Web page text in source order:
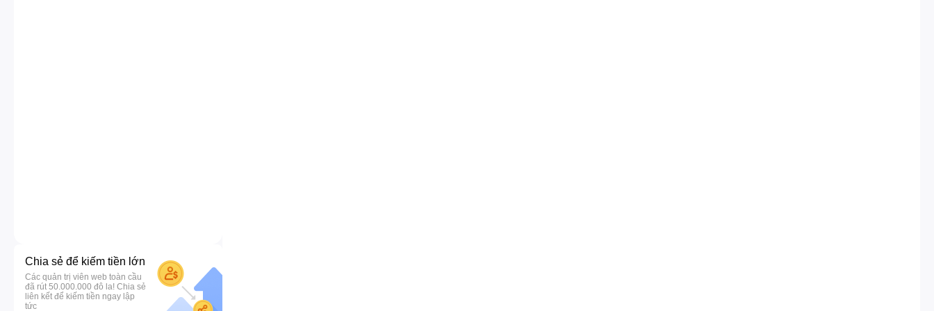
Chia sẻ để kiếm tiền lớn
Các quản trị viên web toàn cầu
đã rút 50.000.000 đô la! Chia sẻ
liên kết để kiếm tiền ngay lập
tức